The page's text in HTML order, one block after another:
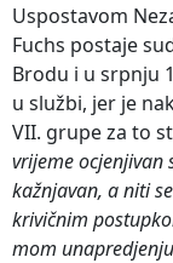
Uspostavom
Fuchs postaje
Brodu i u srpnju
u službi, jer je
VII. grupe za to
vrijeme ocjenjivan
kažnjavan, a niti
krivičnim
mom